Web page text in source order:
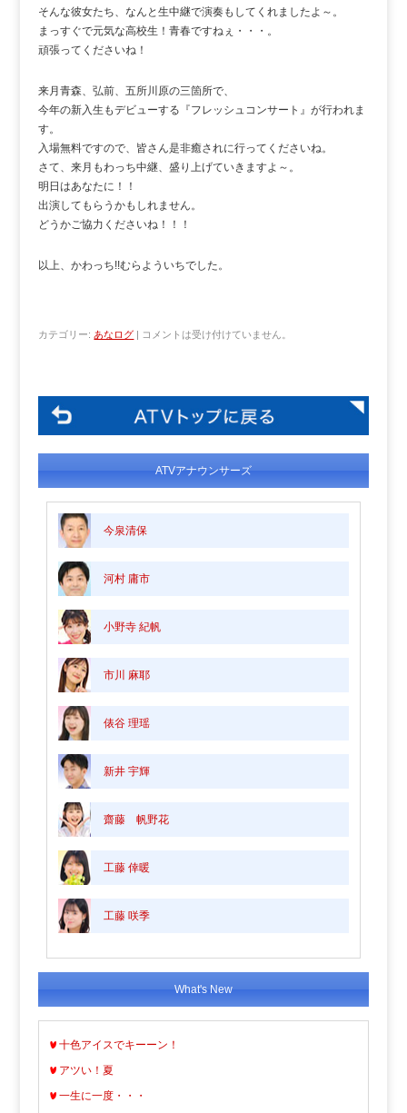
そんな彼女たち、なんと生中継で演奏もしてくれましたよ～。
まっすぐで元気な高校生！青春ですねぇ・・・。
頑張ってくださいね！
来月青森、弘前、五所川原の三箇所で、
今年の新入生もデビューする『フレッシュコンサート』が行われま
す。
入場無料ですので、皆さん是非癒されに行ってくださいね。
さて、来月もわっち中継、盛り上げていきますよ～。
明日はあなたに！！
出演してもらうかもしれません。
どうかご協力くださいね！！！
以上、かわっち!!むらよういちでした。
カテゴリー: あなログ | コメントは受け付けていません。
ATVアナウンサーズ
今泉清保
河村 庸市
小野寺 紀帆
市川 麻耶
俵谷 理瑶
新井 宇輝
齋藤 帆野花
工藤 倖暖
工藤 咲季
What's New
十色アイスでキーーン！
アツい！夏
一生に一度・・・